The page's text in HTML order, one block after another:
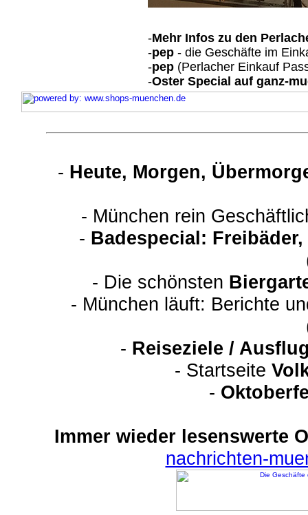
-Mehr Infos zu den
-pep - die Geschäfte im
-pep (Perlacher Einkauf
-Oster Special auf ganz-
- Heute, Morgen,
- München rein
- Badespecial:
- Die schönsten
- München läuft: Berichte
- Reiseziele /
- Startseite
-
Immer wieder lesenswerte
nachrichten-